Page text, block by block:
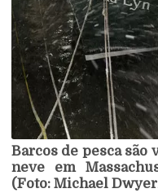
Barcos de pesca são
neve em
(Foto: Michael